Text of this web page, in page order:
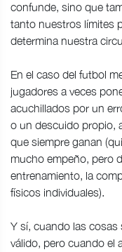
confunde, sino que
tanto nuestros límites
determina nuestra
En el caso del futbol
jugadores a veces
acuchillados por un
o un descuido propio,
que siempre ganan
mucho empeño, pero
entrenamiento, la
físicos individuales).
Y sí, cuando las cosas
válido, pero cuando el